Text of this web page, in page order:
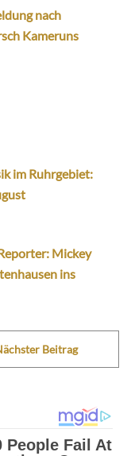
nach
Kameruns
im Ruhrgebiet:
Mickey
ins
Beitrag